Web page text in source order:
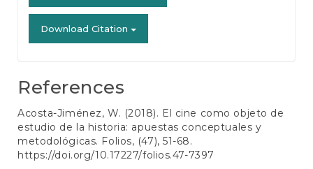
Download Citation
References
Acosta-Jiménez, W. (2018). El cine como objeto de
estudio de la historia: apuestas conceptuales y
metodológicas. Folios, (47), 51-68.
https://doi.org/10.17227/folios.47-7397